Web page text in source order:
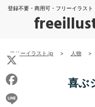
登録不要・商用可・フリーイラス
フリーイラスト.jp > 人物 >
喜ぶ
X
Facebook